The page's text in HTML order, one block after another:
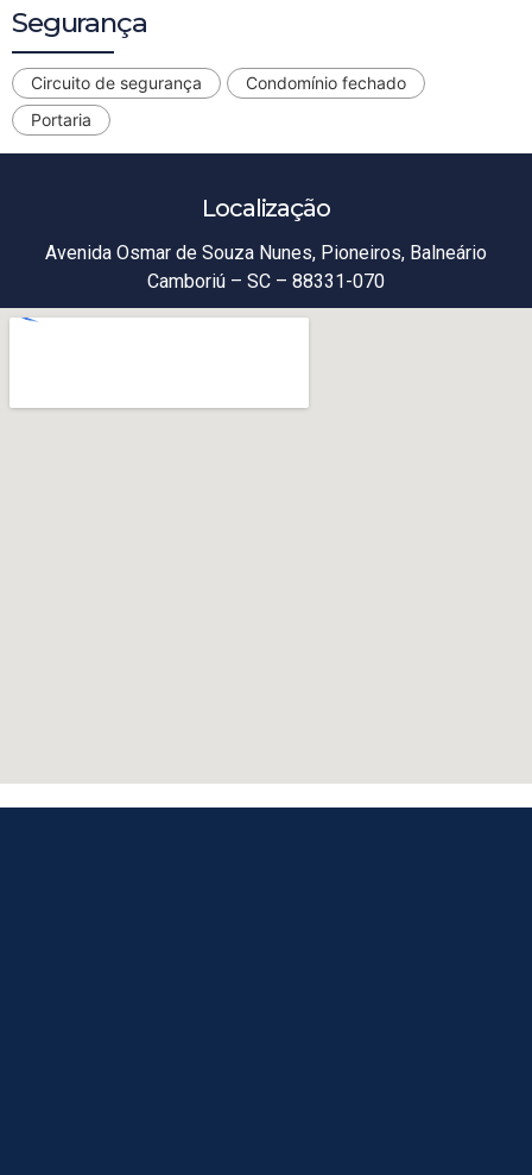
Segurança
Circuito de segurança
Condomínio fechado
Portaria
Localização
Avenida Osmar de Souza Nunes, Pioneiros, Balneário
Camboriú – SC – 88331-070